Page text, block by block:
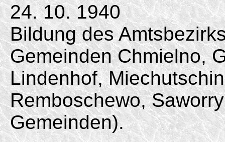
24. 10. 1940
Bildung des
Gemeinden Chmielno,
Lindenhof,
Remboschewo,
Gemeinden).